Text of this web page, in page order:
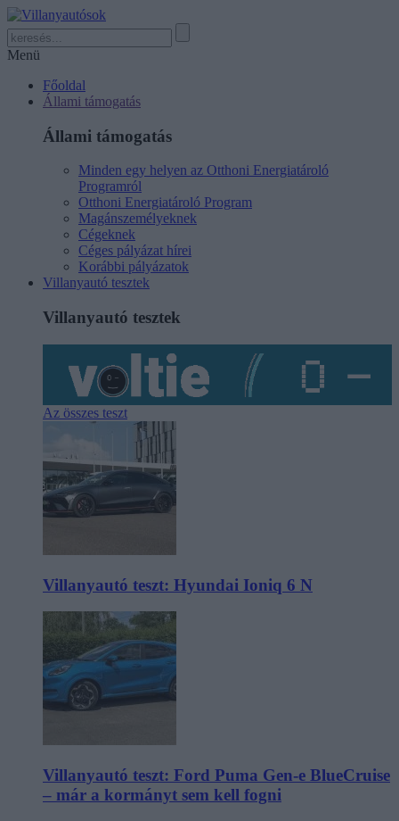
Menü
Főoldal
Állami támogatás
Állami támogatás
Minden egy helyen az Otthoni Energiatároló
Programról
Otthoni Energiatároló Program
Magánszemélyeknek
Cégeknek
Céges pályázat hírei
Korábbi pályázatok
Villanyautó tesztek
Villanyautó tesztek
Az összes teszt
Villanyautó teszt: Hyundai Ioniq 6 N
Villanyautó teszt: Ford Puma Gen-e BlueCruise
– már a kormányt sem kell fogni